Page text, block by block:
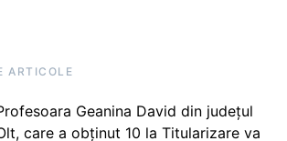
ARTICOLE
Geanina David din județul
care a obținut 10 la Titularizare va